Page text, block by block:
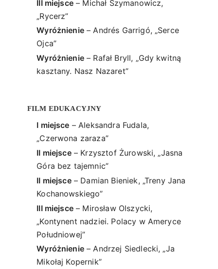
III miejsce– Michał Szymanowicz,
„Rycerz”
Wyróżnienie– Andrés Garrigó, „Serce
Ojca”
Wyróżnienie– Rafał Bryll, „Gdy kwitną
kasztany. Nasz Nazaret”
FILM EDUKACYJNY
I miejsce – Aleksandra Fudala,
„Czerwona zaraza”
II miejsce– Krzysztof Żurowski, „Jasna
Góra bez tajemnic”
II miejsce– Damian Bieniek, „Treny Jana
Kochanowskiego”
III miejsce– Mirosław Olszycki,
„Kontynent nadziei. Polacy w Ameryce
Południowej”
Wyróżnienie– Andrzej Siedlecki, „Ja
Mikołaj Kopernik”